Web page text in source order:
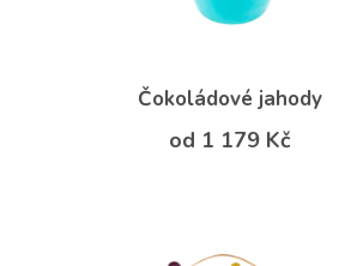
Čokoládové jahody
od 1 179 Kč